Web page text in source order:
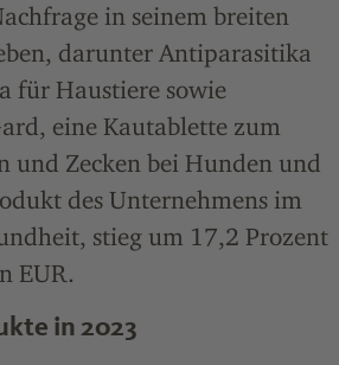
in seinem breiten
darunter Antiparasitika
für Haustiere sowie
eine Kautablette zum
und Zecken bei Hunden und
des Unternehmens im
stieg um 17,2 Prozent
EUR.
in 2023